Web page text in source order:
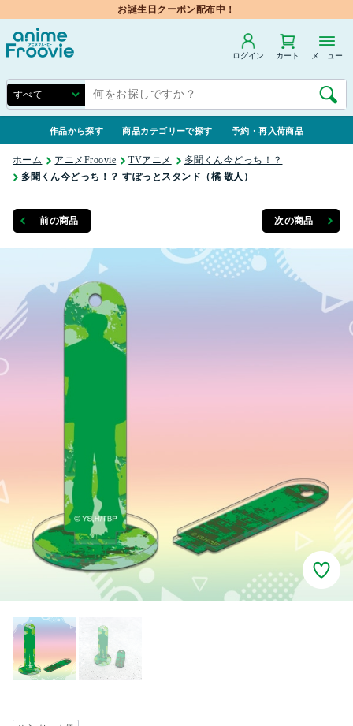
お誕生日クーポン配布中！
ログイン カート メニュー
作品から探す 商品カテゴリーで探す 予約・再入荷商品
ホーム アニメFroovie TVアニメ
多聞くん今どっち！？
多聞くん今どっち！？ すぽっとスタンド（橘 敬人）
前の商品 次の商品